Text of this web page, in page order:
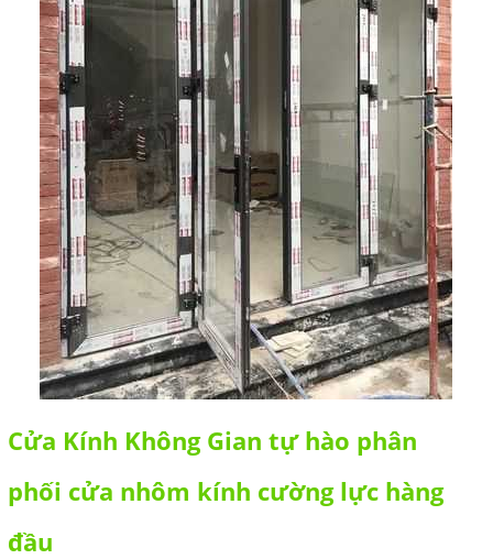
Cửa Kính Không Gian tự hào phân
phối cửa nhôm kính cường lực hàng
đầu